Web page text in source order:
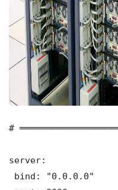
#
server:
bind: "0.0.0.0"